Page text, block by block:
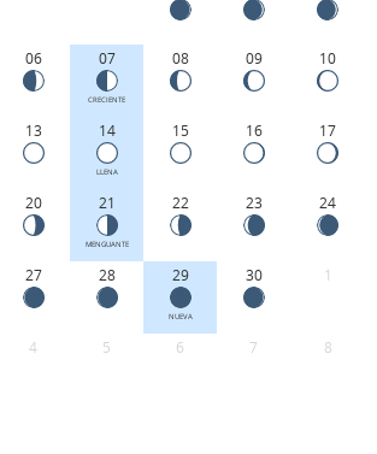
06 07
CRECIENTE
08 09 10
13 14
LLENA
15 16 17
20 21
MENGUANTE
22 23 24
27 28 29
NUEVA
30 1
4 5 6 7 8